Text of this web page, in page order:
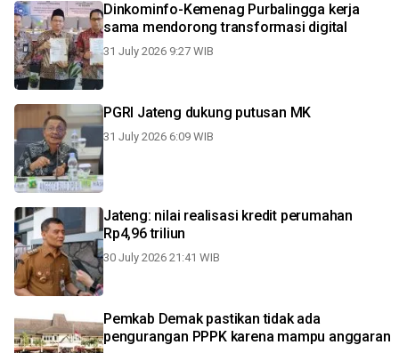
Dinkominfo-Kemenag Purbalingga kerja
sama mendorong transformasi digital
31 July 2026 9:27 WIB
PGRI Jateng dukung putusan MK
31 July 2026 6:09 WIB
Jateng: nilai realisasi kredit perumahan
Rp4,96 triliun
30 July 2026 21:41 WIB
Pemkab Demak pastikan tidak ada
pengurangan PPPK karena mampu anggaran